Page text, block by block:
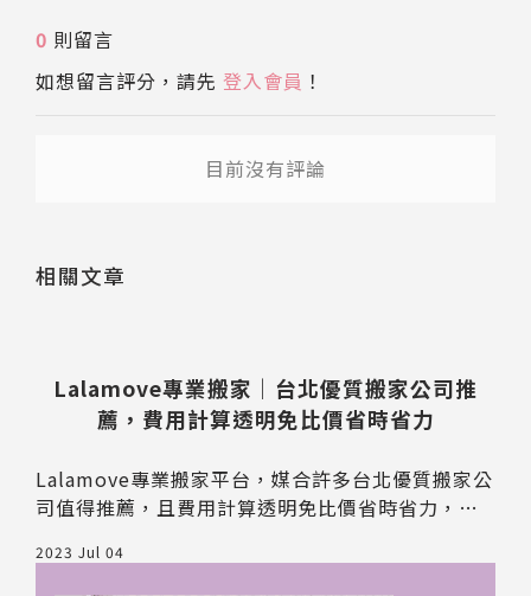
0 則留言
如想留言評分，請先 登入會員 ！
目前沒有評論
相關文章
Lalamove專業搬家｜台北優質搬家公司推
薦，費用計算透明免比價省時省力
Lalamove專業搬家平台，媒合許多台北優質搬家公
司值得推薦，且費用計算透明免比價省時省力，即
報，推薦台北需要搬家的朋友們。
2023 Jul 04